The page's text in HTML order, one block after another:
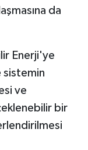
da
Enerji'ye
sistemin
ve
bir